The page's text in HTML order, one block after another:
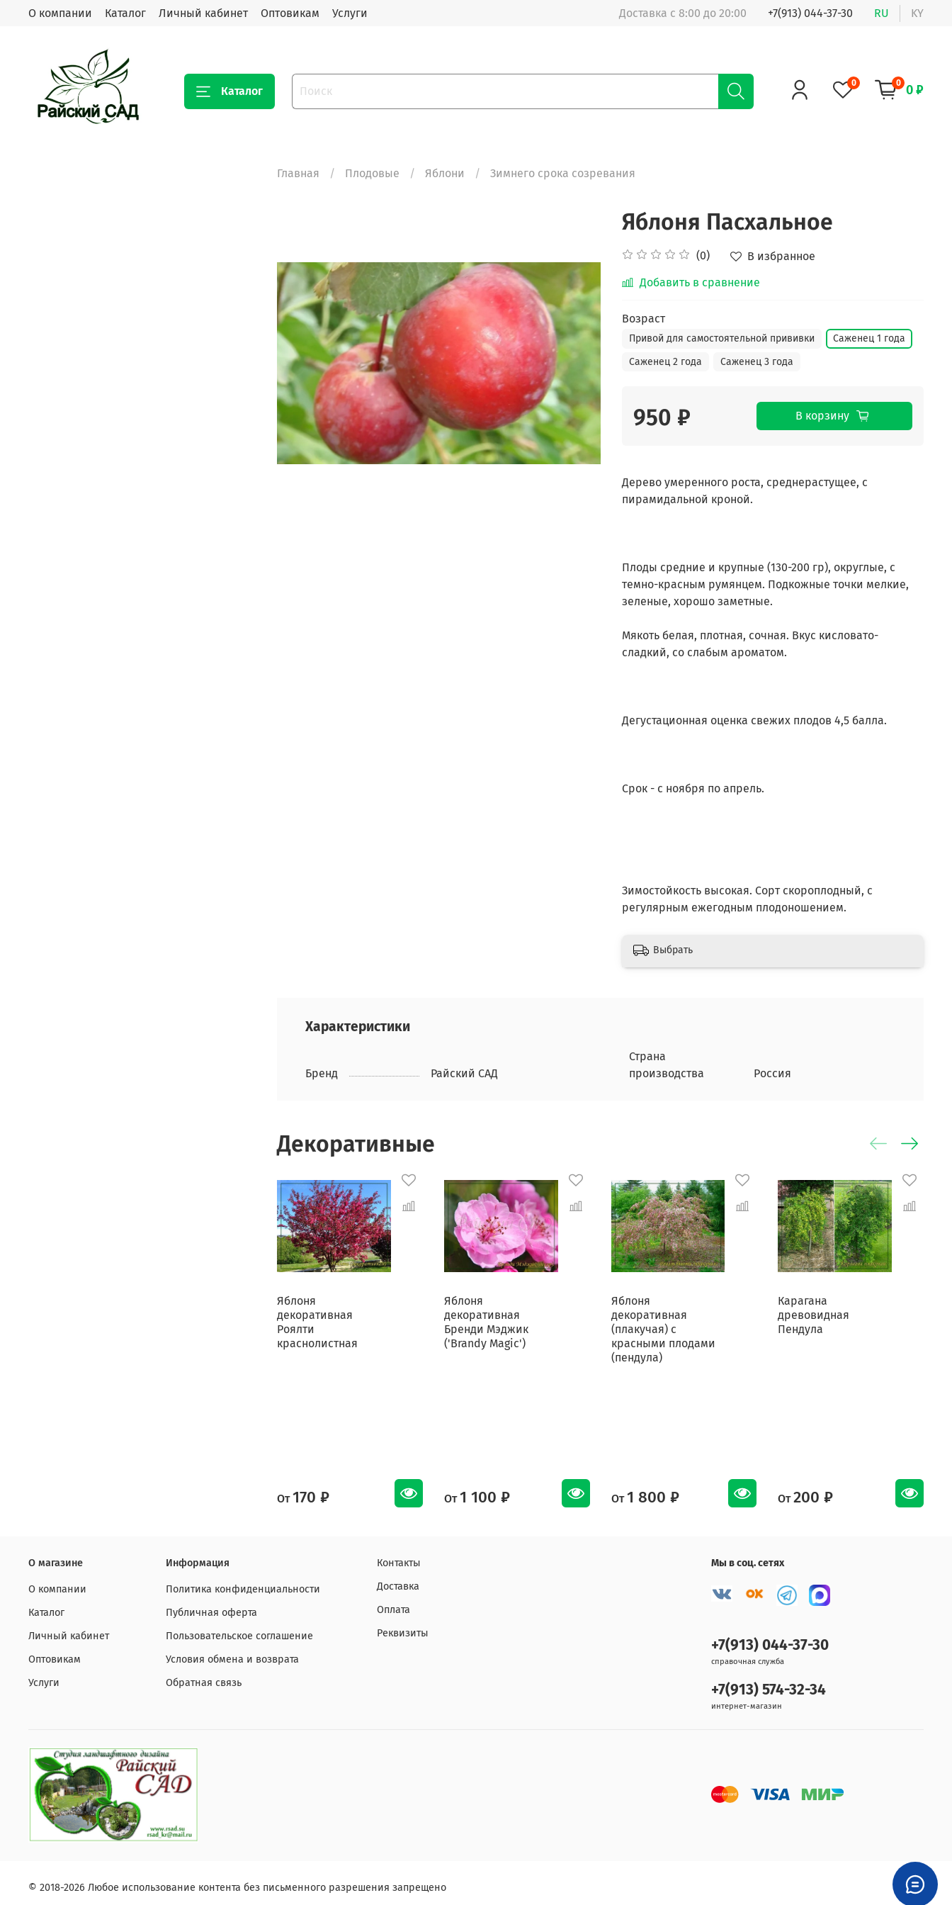
О компании Каталог Личный кабинет Оптовикам Услуги Доставка с 8:00 до 20:00 +7(913) 044-37-30 RU KY
Каталог
0 0 0 ₽
Главная Плодовые Яблони Зимнего срока созревания
Яблоня Пасхальное
(0)
В избранное
Добавить в сравнение
Возраст
Привой для самостоятельной прививки
Саженец 1 года
Саженец 2 года
Саженец 3 года
950 ₽ В корзину
Дерево умеренного роста, среднерастущее, с
пирамидальной кроной.
Плоды средние и крупные (130-200 гр), округлые, с
темно-красным румянцем. Подкожные точки мелкие,
зеленые, хорошо заметные.
Мякоть белая, плотная, сочная. Вкус кисловато-
сладкий, со слабым ароматом.
Дегустационная оценка свежих плодов 4,5 балла.
Срок - с ноября по апрель.
Зимостойкость высокая. Сорт скороплодный, с
регулярным ежегодным плодоношением.
Выбрать
Характеристики
Бренд Райский САД
Страна
производства
Россия
Декоративные
Яблоня
декоративная
Роялти
краснолистная
От 170 ₽
Яблоня
декоративная
Бренди Мэджик
('Brandy Magic')
От 1 100 ₽
Яблоня
декоративная
(плакучая) с
красными плодами
(пендула)
От 1 800 ₽
Карагана
древовидная
Пендула
От 200 ₽
О магазине
О компании
Каталог
Личный кабинет
Оптовикам
Услуги
Информация
Политика конфиденциальности
Публичная оферта
Пользовательское соглашение
Условия обмена и возврата
Обратная связь
Контакты
Доставка
Оплата
Реквизиты
Мы в соц. сетях
+7(913) 044-37-30
справочная служба
+7(913) 574-32-34
интернет-магазин
© 2018-2026 Любое использование контента без письменного разрешения запрещено ,